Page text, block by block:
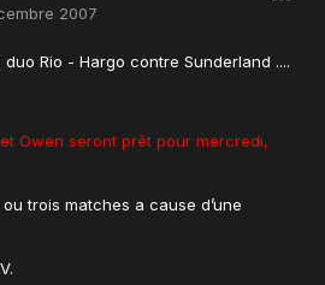
2007
Rio - Hargo contre Sunderland ....
Owen seront prêt pour mercredi,
trois matches a cause d’une